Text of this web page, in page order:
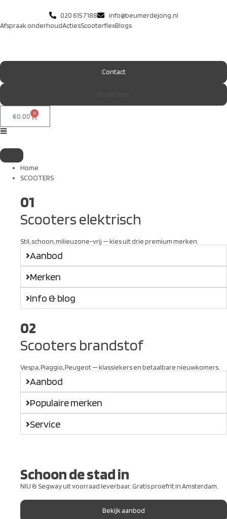
020 615 7188
info@beumerdejong.nl
Afspraak onderhoudActiesScooterflexBlogs
Contact
€0.00 0
Home
SCOOTERS
01
Scooters elektrisch
Stil, schoon, milieuzone-vrij — kies uit drie premium merken.
Aanbod
Merken
Info & blog
02
Scooters brandstof
Vespa, Piaggio, Peugeot — klassiekers en betaalbare nieuwkomers.
Aanbod
Populaire merken
Service
Schoon de stad in
NIU & Segway uit voorraad leverbaar. Gratis proefrit in Amsterdam.
Bekijk aanbod